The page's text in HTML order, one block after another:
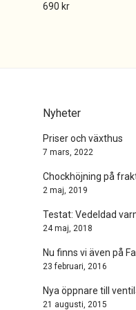
690 kr
Nyheter
Priser och växthus
7 mars, 2022
Chockhöjning på
2 maj, 2019
Testat: Vedeldad
24 maj, 2018
Nu finns vi även på
23 februari, 2016
Nya öppnare till
21 augusti, 2015